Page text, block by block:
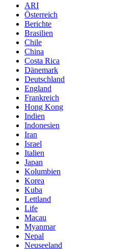
ARI
Österreich
Berichte
Brasilien
Chile
China
Costa Rica
Dänemark
Deutschland
England
Frankreich
Hong Kong
Indien
Indonesien
Iran
Israel
Italien
Japan
Kolumbien
Korea
Kuba
Lettland
Life
Macau
Myanmar
Nepal
Neuseeland